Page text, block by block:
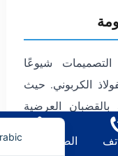
شيوعًا
الكربوني. حيث
بالقضبان العرضية
تأثير الحرارة
وصلبة، وتُعد
الصفحة الرئيسية